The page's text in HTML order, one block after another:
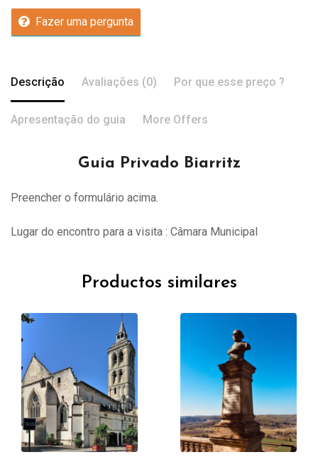
Fazer uma pergunta
Descrição Avaliações (0) Por que esse preço ?
Apresentação do guia More Offers
Guia Privado Biarritz
Preencher o formulário acima.
Lugar do encontro para a visita : Câmara Municipal
Productos similares